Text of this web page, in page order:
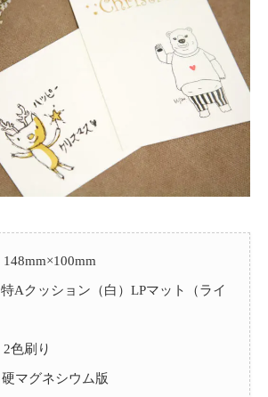
148mm×100mm
特Aクッション（白）LPマット（ライ
2色刷り
硬マグネシウム版